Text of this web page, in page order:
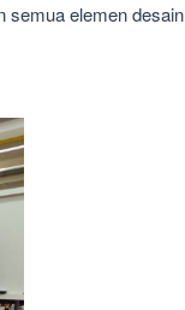
semua elemen desain